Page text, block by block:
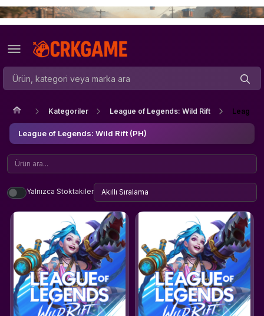
Kategoriler League of Legends: Wild Rift League
League of Legends: Wild Rift (PH)
Yalnızca Stoktakiler